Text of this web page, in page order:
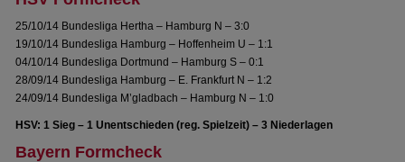
25/10/14 Bundesliga Hertha – Hamburg N – 3:0
19/10/14 Bundesliga Hamburg – Hoffenheim U – 1:1
04/10/14 Bundesliga Dortmund – Hamburg S – 0:1
28/09/14 Bundesliga Hamburg – E. Frankfurt N – 1:2
24/09/14 Bundesliga M’gladbach – Hamburg N – 1:0
HSV: 1 Sieg – 1 Unentschieden (reg. Spielzeit) – 3 Niederlagen
Bayern Formcheck